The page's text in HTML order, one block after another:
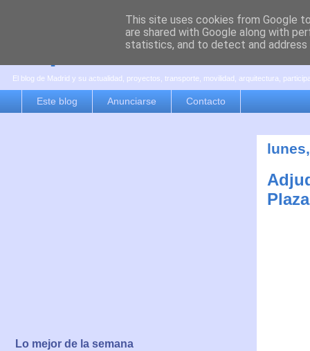
es por madrid
El blog de Madrid y su actualidad, proyectos, transporte, movilidad, arquitectura,
Este blog Anunciarse Contacto
Lo mejor de la semana
This site uses cookies from Google
are shared with Google along with
statistics, and to detect and address